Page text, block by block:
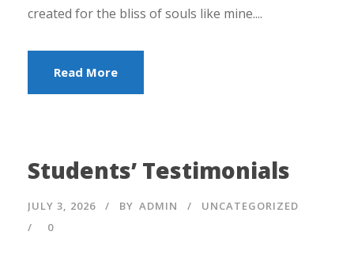
created for the bliss of souls like mine....
Read More
Students’ Testimonials
JULY 3, 2026 BY ADMIN
UNCATEGORIZED
0